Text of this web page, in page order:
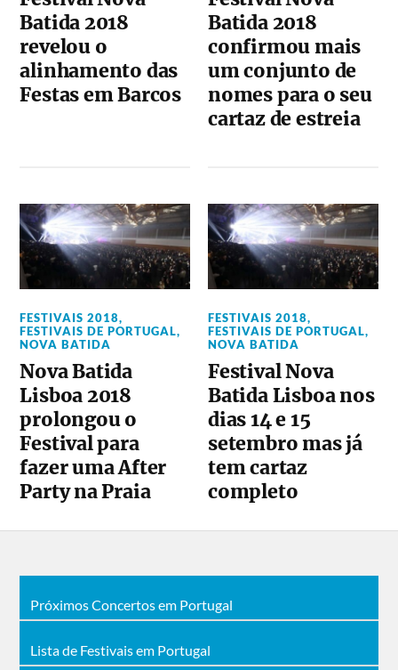
Batida 2018
revelou o
alinhamento das
Festas em Barcos
Batida 2018
confirmou mais
um conjunto de
nomes para o seu
cartaz de estreia
FESTIVAIS 2018,
FESTIVAIS DE PORTUGAL,
NOVA BATIDA
Nova Batida
Lisboa 2018
prolongou o
Festival para
fazer uma After
Party na Praia
FESTIVAIS 2018,
FESTIVAIS DE PORTUGAL,
NOVA BATIDA
Festival Nova
Batida Lisboa nos
dias 14 e 15
setembro mas já
tem cartaz
completo
Próximos Concertos em Portugal
Lista de Festivais em Portugal